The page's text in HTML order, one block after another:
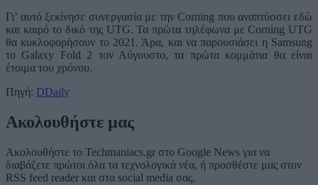
Γι’ αυτό ξεκίνησε συνεργασία με την Corning που αναπτύσσει εδώ
και καιρό το δικό της UTG. Τα πρώτα τηλέφωνα με Corning UTG
θα κυκλοφορήσουν το 2021. Άρα, και να παρουσιάσει η Samsung
το Galaxy Fold 2 τον Αύγουστο, τα πρώτα κομμάτια θα είναι
έτοιμα του χρόνου.
Πηγή: DDaily
Ακολουθήστε μας
Ακολουθήστε το Techmaniacs.gr στο Google News για να
διαβάζετε πρώτοι όλα τα τεχνολογικά νέα, ή προσθέστε μας στον
RSS feed reader και στα social media σας.